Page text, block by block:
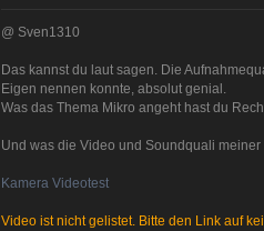
@ Sven1310
Das kannst du laut sagen. Die
Eigen nennen konnte, absolut genial.
Was das Thema Mikro angeht hast du
Und was die Video und Soundquali
Kamera Videotest
Video ist nicht gelistet. Bitte den Link auf